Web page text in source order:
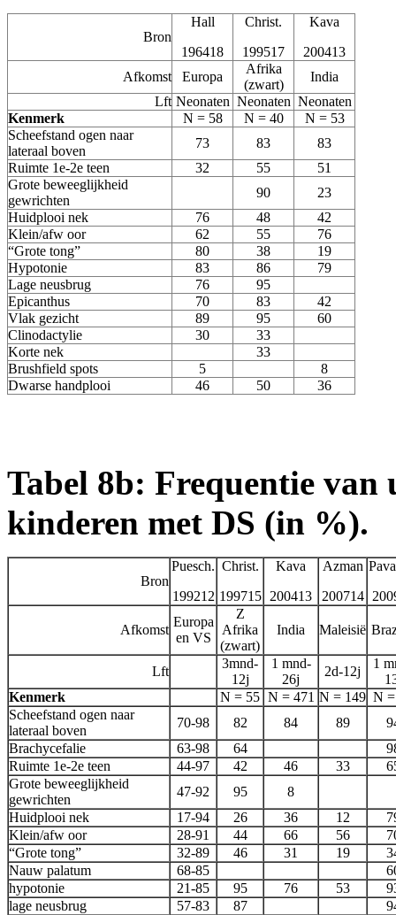
Bron
Hall
196418
Christ.
199517
Kava
200413
Afkomst
Europa
Afrika
(zwart)
India
Lft Neonaten Neonaten Neonaten
Kenmerk
N = 58 N = 40
N = 53
Scheefstand ogen naar
lateraal boven
73 83
83
Ruimte 1e-2e teen
32 55
51
Grote beweeglijkheid
gewrichten
90
23
Huidplooi nek
76 48
42
Klein/afw oor
62 55
76
“Grote tong”
80 38
19
Hypotonie
83 86
79
Lage neusbrug
76
95
Epicanthus
70 83
42
Vlak gezicht
89 95
60
Clinodactylie
30
33
Korte nek
33
Brushfield spots
5
8
Dwarse handplooi
46 50 36
Tabel 8b: Frequentie
kinderen met DS (in %).
Bron
Puesch.
199212
Christ.
199715
Kava
200413
Azman
200714
Afkomst
Europa
en VS
Z
Afrika
(zwart)
India Maleisië
Lft
3mnd-
12j
1 mnd-
26j
2d-12j
1
Kenmerk
N = 55 N = 471 N = 149 N
Scheefstand ogen naar
lateraal boven
70-98 82 84 89
Brachycefalie
63-98 64
Ruimte 1e-2e teen
44-97 42 46 33
Grote beweeglijkheid
gewrichten
47-92 95
8
Huidplooi nek
17-94 26 36 12
Klein/afw oor
28-91 44 66 56
“Grote tong”
32-89 46 31 19
Nauw palatum
68-85
hypotonie
21-85 95 76 53
lage neusbrug
57-83 87